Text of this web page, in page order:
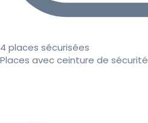
4 places sécurisées
Places avec ceinture de sécurité